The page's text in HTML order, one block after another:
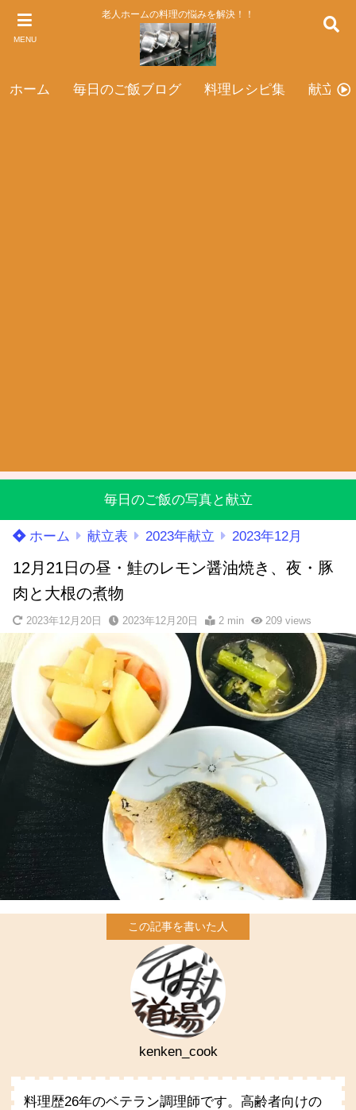
MENU
老人ホームの料理の悩みを解決！！
ホーム 毎日のご飯ブログ 料理レシピ集 献立表
毎日のご飯の写真と献立
ホーム 献立表 2023年献立 2023年12月
12月21日の昼・鮭のレモン醤油焼き、夜・豚
肉と大根の煮物
2023年12月20日 2023年12月20日 2 min 209views
kenken_cook
料理歴26年のベテラン調理師です。高齢者向けの